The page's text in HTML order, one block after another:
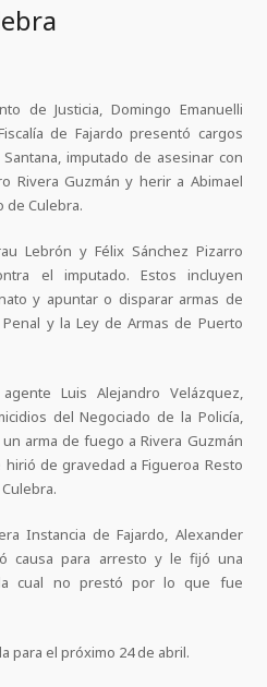
de Justicia, Domingo Emanuelli
de Fajardo presentó cargos
imputado de asesinar con
Rivera Guzmán y herir a Abimael
de Culebra.
Lebrón y Félix Sánchez Pizarro
el imputado. Estos incluyen
y apuntar o disparar armas de
y la Ley de Armas de Puerto
Luis Alejandro Velázquez,
del Negociado de la Policía,
arma de fuego a Rivera Guzmán
de gravedad a Figueroa Resto
Instancia de Fajardo, Alexander
causa para arresto y le fijó una
cual no prestó por lo que fue
para el próximo 24 de abril.